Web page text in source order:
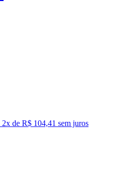
2x de R$ 104,41 sem juros